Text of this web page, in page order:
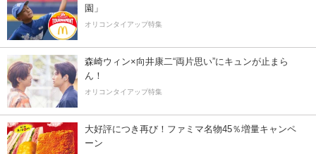
園」
オリコンタイアップ特集
森崎ウィン×向井康二“両片思い”にキュンが止まら
ん！
オリコンタイアップ特集
大好評につき再び！ファミマ名物45％増量キャンペ
ーン